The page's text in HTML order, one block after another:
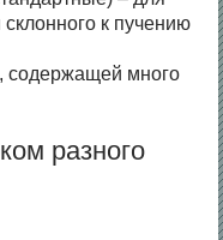
к пучению
содержащей много
разного